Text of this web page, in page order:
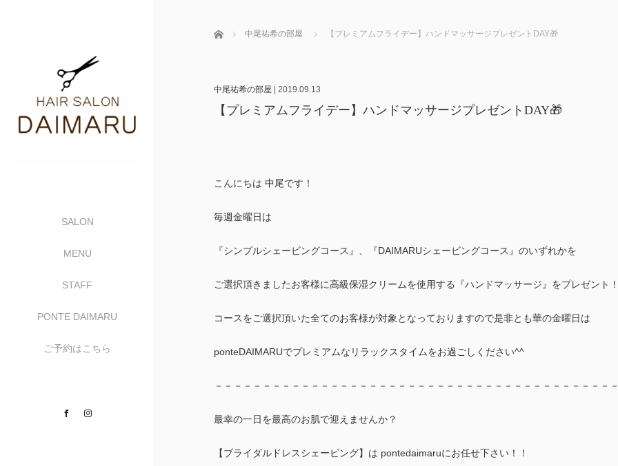
SALON
MENU
STAFF
PONTE DAIMARU
ご予約はこちら
Facebook
ホーム 中尾祐希の部屋 【プレミアムフライデー】ハンドマッサージプレゼントDAY🎁
中尾祐希の部屋 2019.09.13
【プレミアムフライデー】ハンドマッサージプレゼントDAY🎁
こんにちは 中尾です！
毎週金曜日は
『シンプルシェービングコース』、『DAIMARUシェービングコース』のいずれかを
ご選択頂きましたお客様に高級保湿クリームを使用する『ハンドマッサージ』をプレゼント
コースをご選択頂いた全てのお客様が対象となっておりますので是非とも華の金曜日は
ponteDAIMARUでプレミアムなリラックスタイムをお過ごしください^^
－－－－－－－－－－－－－－－－－－－－－－－－－－－－－－－－－－－－－－－－－
最幸の一日を最高のお肌で迎えませんか？
【ブライダルドレスシェービング】は pontedaimaruにお任せ下さい！！